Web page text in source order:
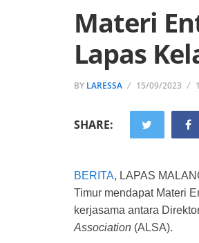
Materi
Lapas
BY LARESSA 15/09/2023
SHARE:
BERITA, LAPAS
Timur mendapat Materi
kerjasama antara
Association (ALSA).